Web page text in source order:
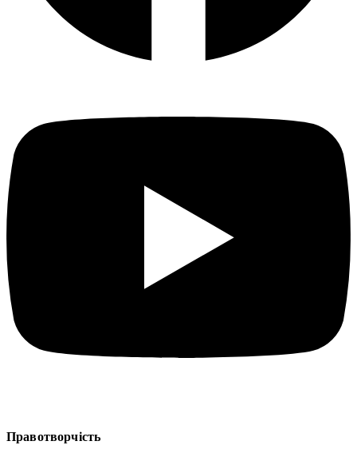
Правотворчість